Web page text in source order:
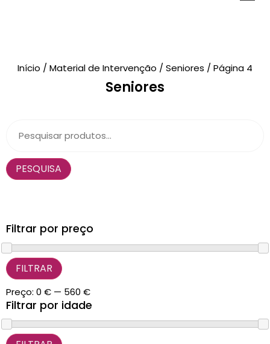
Brinquedos
Material de Intervenção
Início / Material de Intervenção / Seniores / Página 4
Seniores
PESQUISA
Filtrar por preço
FILTRAR
Preço: 0 € — 560 €
Filtrar por idade